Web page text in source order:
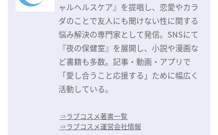
ャルヘルスケア』を提唱し、恋愛やカラ
ダのことで友人にも聞けない性に関する
悩み解決の専門家として発信。SNSにて
『夜の保健室』を展開し、小説や漫画な
ど書籍も多数。記事・動画・アプリで
「愛し合うこと応援する」ために幅広く
活動している。
⇒ラブコスメ著書一覧
⇒ラブコスメ運営会社情報